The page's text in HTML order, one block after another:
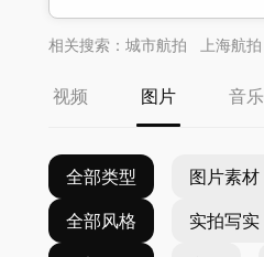
相关搜索： 城市航拍 上海航拍
视频 图片 音乐
全部类型 图片素材
全部风格 实拍写实